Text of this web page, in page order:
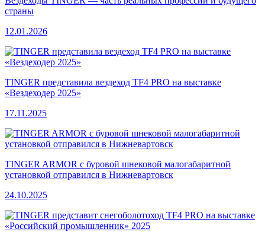
страны
12.01.2026
TINGER представила вездеход TF4 PRO на выставке
«Вездеходер 2025»
17.11.2025
TINGER ARMOR с буровой шнековой малогабаритной
установкой отправился в Нижневартовск
24.10.2025